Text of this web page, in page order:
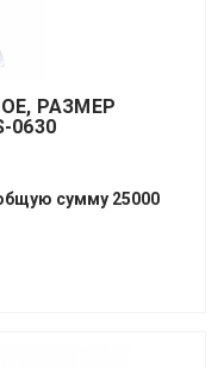
РАЗМЕР
0630
сумму 25000